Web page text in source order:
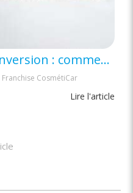
Démission pour reconversion : comment sécuriser son chômage et son projet en 2026 ?
Franchise CosmétiCar
Lire l'article